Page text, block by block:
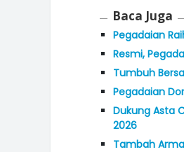
Baca Juga
Pegadaian
Resmi,
Tumbuh
Pegadaian
Dukung Asta
2026
Tambah